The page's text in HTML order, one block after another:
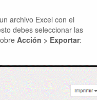
archivo Excel con el
debes seleccionar las
Acción > Exportar: